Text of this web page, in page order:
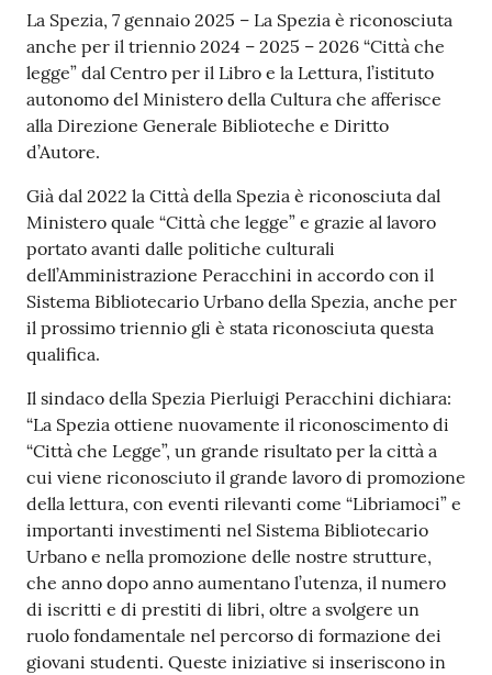
c
a
t
i
A
n
a
g
r
a
f
i
c
o
n
l
i
n
e
A
N
P
R
Contenuto
La Spezia, 7 gennaio 2025 – La Spezia è riconosciuta
anche per il triennio 2024 – 2025 – 2026 “Città che
legge” dal Centro per il Libro e la Lettura, l’istituto
autonomo del Ministero della Cultura che afferisce
alla Direzione Generale Biblioteche e Diritto
d’Autore.
Già dal 2022 la Città della Spezia è riconosciuta dal
Ministero quale “Città che legge” e grazie al lavoro
portato avanti dalle politiche culturali
dell’Amministrazione Peracchini in accordo con il
Sistema Bibliotecario Urbano della Spezia, anche per
il prossimo triennio gli è stata riconosciuta questa
qualifica.
Il sindaco della Spezia Pierluigi Peracchini dichiara:
“La Spezia ottiene nuovamente il riconoscimento di
“Città che Legge”, un grande risultato per la città a
cui viene riconosciuto il grande lavoro di promozione
della lettura, con eventi rilevanti come “Libriamoci” e
importanti investimenti nel Sistema Bibliotecario
Urbano e nella promozione delle nostre strutture,
che anno dopo anno aumentano l’utenza, il numero
di iscritti e di prestiti di libri, oltre a svolgere un
ruolo fondamentale nel percorso di formazione dei
giovani studenti. Queste iniziative si inseriscono in